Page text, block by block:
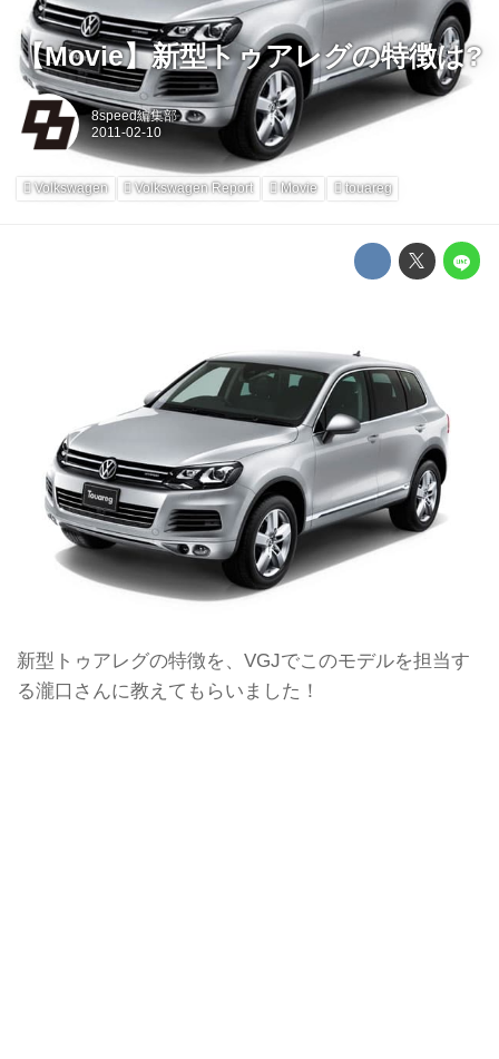
【Movie】新型トゥアレグの特徴は?
8speed編集部
Volkswagen Volkswagen Report Movie touareg
新型トゥアレグの特徴を、VGJでこのモデルを担当す
る瀧口さんに教えてもらいました！